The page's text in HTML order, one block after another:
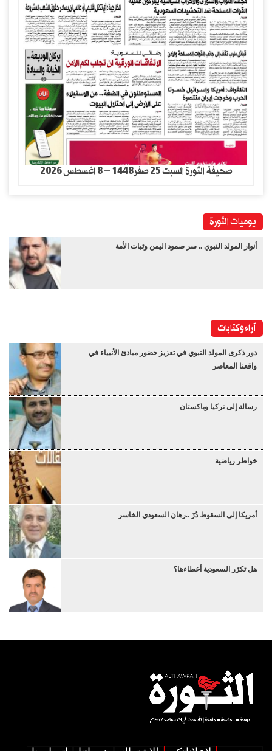
صحيفة الثورة السبت 25 صفر1448 – 8 اغسطس 2026
يوميات الثورة
أنوار المولد النبوي .. سر صمود اليمن وثبات الأمة
آراء وكتابات
دور ذكرى المولد النبوي في تعزيز حضور مبادئ الأنبياء في
واقعنا المعاصر
رسالة إلى تركيا وباكستان
خواطر رياضية
أمريكا إلى السقوط دُرْ ..رهان السعودي الخاسر
هل تكرّر السعودية أخطاءها؟